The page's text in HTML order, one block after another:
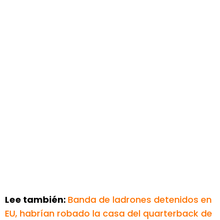
Lee también: Banda de ladrones detenidos en
EU, habrían robado la casa del quarterback de